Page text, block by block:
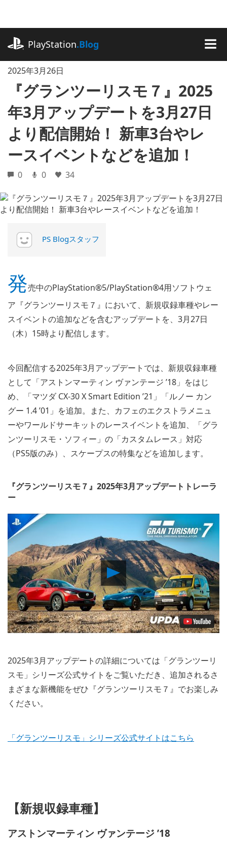
に
ッ
PlayStation.Blog
2025年3月26日
『グランツーリスモ７』2025
年3月アップデートを3月27日
より配信開始！ 新車3台やレ
ースイベントなどを追加！
0 0 34
PS Blogスタッフ
発売中のPlayStation®5/PlayStation®4用ソフトウェ
ア『グランツーリスモ７』において、新規収録車種やレー
スイベントの追加などを含むアップデートを、3月27日
（木）15時より配信します。
今回配信する2025年3月アップデートでは、新規収録車種
として「アストンマーティン ヴァンテージ ’18」をはじ
め、「マツダ CX-30 X Smart Edition ’21」「ルノー カン
グー 1.4 ’01」を追加。また、カフェのエクストラメニュ
ーやワールドサーキットのレースイベントを追加、「グラ
ンツーリスモ・ソフィー」の「カスタムレース」対応
（PS5版のみ）、スケープスの特集などを追加します。
『グランツーリスモ７』2025年3月アップデートトレーラ
ー
Play
Video
2025年3月アップデートの詳細については「グランツーリ
スモ」シリーズ公式サイトをご覧いただき、追加されるさ
まざまな新機能をぜひ『グランツーリスモ７』でお楽しみ
ください。
「グランツーリスモ」シリーズ公式サイトはこちら
【新規収録車種】
アストンマーティン ヴァンテージ ’18